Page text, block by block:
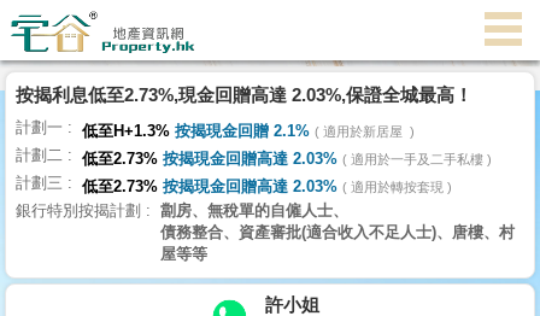
理
主
頁
搵
樓/
交
按揭利息低至2.73%,現金回贈高達 2.03%,保證全城最高！
計劃一 低至H+1.3% 按揭現金回贈 2.1% 適用於新居屋
計劃二 低至2.73% 按揭現金回贈高達 2.03% 適用於一手及二手私樓
計劃三 低至2.73% 按揭現金回贈高達 2.03% 適用於轉按套現
銀行特別按揭計劃
劏房、無稅單的自僱人士、
債務整合、資產審批(適合收入不足人士)、唐樓、村
屋等等
許小姐